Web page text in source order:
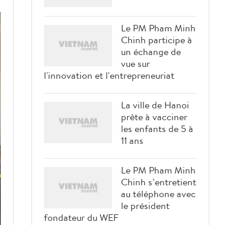
Le PM Pham Minh
Chinh participe à
un échange de
vue sur
l'innovation et l'entrepreneuriat
La ville de Hanoi
prête à vacciner
les enfants de 5 à
11 ans
Le PM Pham Minh
Chinh s’entretient
au téléphone avec
le président
fondateur du WEF